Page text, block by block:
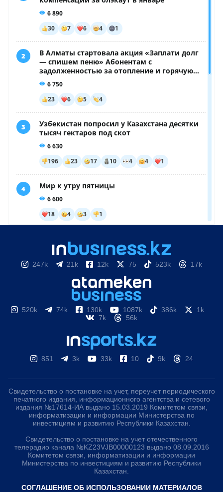
247k 21k 12k 75 523k 17k
520k 74k 130k 1087k 386k
1k
7k
56k
851 3k 33k 10 9k 24
Свидетельство о постановке на учет, переучет периодического
печатного издания, информационного агентства и сетевого
издания №17614-ИА выдано 15.03.2019 Комитетом связи,
информатизации и информации Министерства по
инвестициям и развитию Республики Казахстан.
Свидетельство о постановке на учет отечественного
телерадио канала №KZ23VJB00000123 выдано 08.09.2016
Комитетом связи, информатизации и информации
Министерства по инвестициям и развитию Республики
Казахстан.
СОГЛАШЕНИЕ ОБ ИСПОЛЬЗОВАНИИ МАТЕРИАЛОВ